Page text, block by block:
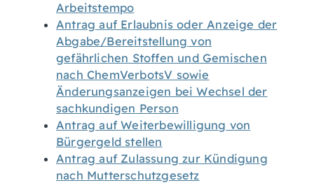
Arbeitstempo
Antrag auf Erlaubnis oder Anzeige der
Abgabe/Bereitstellung von
gefährlichen Stoffen und Gemischen
nach ChemVerbotsV sowie
Änderungsanzeigen bei Wechsel der
sachkundigen Person
Antrag auf Weiterbewilligung von
Bürgergeld stellen
Antrag auf Zulassung zur Kündigung
nach Mutterschutzgesetz